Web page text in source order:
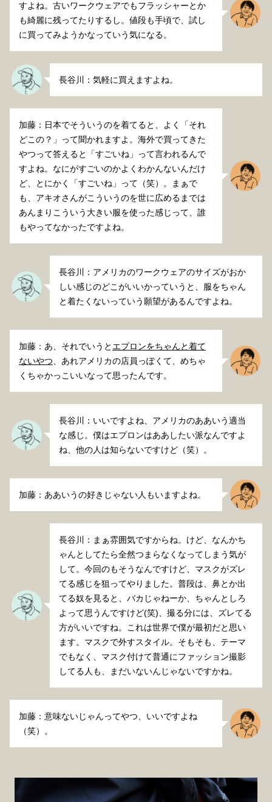
すよね。古いワークウェアでもフラッシャーとか
も綺麗に残ってたりするし。値段も手頃で、試し
に買ってみようかなっていう気になる。
長谷川：気軽に買えますよね。
加藤：日本でそういうのを着てると、よく「それ
どこの？」って聞かれますよ。海外で買ってきた
やつって答えると「すごいね」って言われるんで
すよね。なにがすごいのかよくわかんないんだけ
ど、とにかく「すごいね」って（笑）。まぁで
も、アキオさんがこういうのを世に広めるまでは
あんまりこういう大きい服を使った感じって、誰
もやってなかったですよね。
長谷川：アメリカのワークウェアのサイズがおか
しい感じのどこがいいかっていうと、服をちゃん
と着たくないっていう願望があるんですよね。
加藤：あ、それでいうと エプロンをちゃんと着て
ないやつ、あれアメリカの店員っぽくて、めちゃ
くちゃかっこいいなって思ったんです。
長谷川：いいですよね、アメリカのああいう適当
な感じ。僕はエプロンはああしたい派なんですよ
ね、他の人は知らないですけど（笑）。
加藤：ああいうの好きじゃない人もいますよね。
長谷川：まぁ雰囲気ですからね。けど、なんかち
ゃんとしてたら全然つまらなくなってしまう気が
して。今回のもそうなんですけど、マスクがズレ
てる感じを狙ってやりました。普段は、鼻とか出
てる奴を見ると、バカじゃねーか、ちゃんとしろ
よって思うんですけど(笑)、撮る分には、ズレてる
方がいいですね。これは世界で僕が最初だと思い
ます。マスクで外すスタイル。そもそも、テーマ
でもなく、マスク付けて普通にファッション撮影
してる人も、まだいないんじゃないですかね。
加藤：意味ないじゃんってやつ、いいですよね
（笑）。